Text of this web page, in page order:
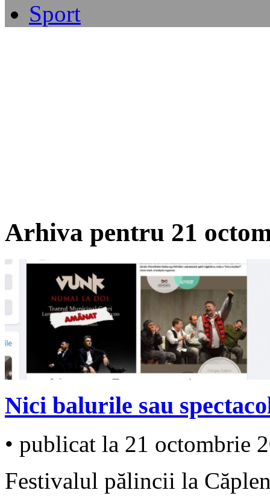
Sport
Arhiva pentru 21
Nici balurile sau
• publicat la 21 octombrie
Festivalul pălincii la